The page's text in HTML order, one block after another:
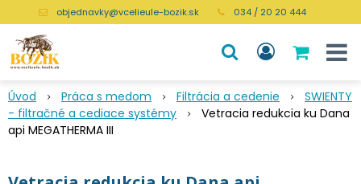
objednavky@vcelieule-bozik.sk 034 / 20 20 444
Úvod Práca s medom Filtrácia a cedenie
SWIENTY
- filtračné a cediace systémy
Vetracia redukcia ku Dana
api MEGATHERMA III